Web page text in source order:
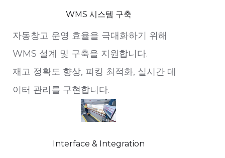
WMS 시스템 구축
자동창고 운영 효율을 극대화하기 위해
WMS 설계 및 구축을 지원합니다.
재고 정확도 향상, 피킹 최적화, 실시간 데
이터 관리를 구현합니다.
Interface & Integration